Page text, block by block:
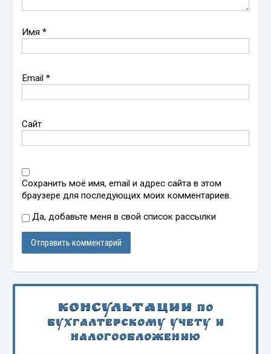
Имя*
Email*
Сайт
Сохранить моё имя, email и адрес сайта в этом
браузере для последующих моих комментариев.
Да, добавьте меня в свой список рассылки
Консультации по
бухгалтерскому учету и
налогообложению